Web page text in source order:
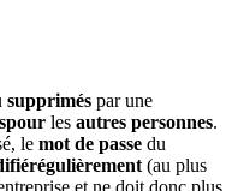
supprimés par une
pour les autres personnes.
le mot de passe du
régulièrement (au plus
et ne doit donc plus